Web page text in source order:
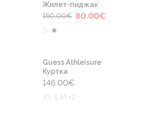
Жилет-пиджак
160.00€ 80.00€
S
Guess Athleisure
Куртка
146.00€
XS S M +2